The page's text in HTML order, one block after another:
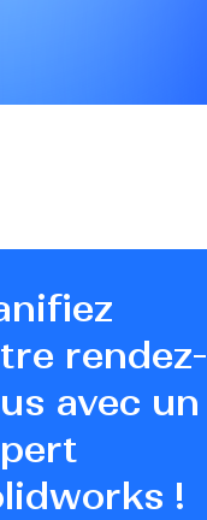
rendez-
avec un
!